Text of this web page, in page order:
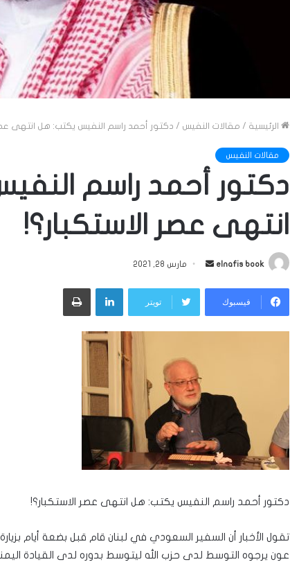
الرئيسية / مقالات النفيس / دكتور أحمد راسم النفيس يكتب: هل انتهى عصر
مقالات النفيس
دكتور أحمد راسم
انتهى عصر الاستكبار؟!
elnafis book
أرسل
إلكترونيا
مارس 28, 2021
فيسبوك تويتر
لينكدإن طباعة
دكتور أحمد راسم النفيس يكتب: هل انتهى عصر الاستكبار؟!
تقول الأخبار أن السفير السعودي في لبنان قام قبل بضعة أيام
عون يرجوه التوسط لدى حزب الله ليتوسط بدوره لدى القيادة